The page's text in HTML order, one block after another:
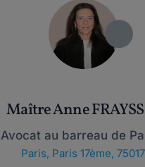
Maître Anne
Avocat au barreau de
Paris, Paris 17ème, 75017